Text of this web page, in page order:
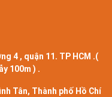
4 , quận 11. TP HCM .(
100m ) .
Tân, Thành phố Hồ Chí